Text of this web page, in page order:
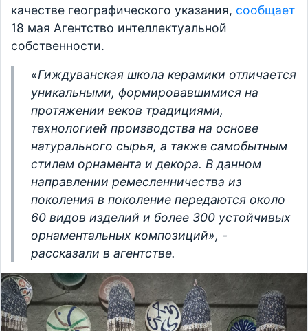
качестве географического указания, сообщает
18 мая Агентство интеллектуальной
собственности.
«Гиждуванская школа керамики отличается
уникальными, формировавшимися на
протяжении веков традициями,
технологией производства на основе
натурального сырья, а также самобытным
стилем орнамента и декора. В данном
направлении ремесленничества из
поколения в поколение передаются около
60 видов изделий и более 300 устойчивых
орнаментальных композиций», -
рассказали в агентстве.